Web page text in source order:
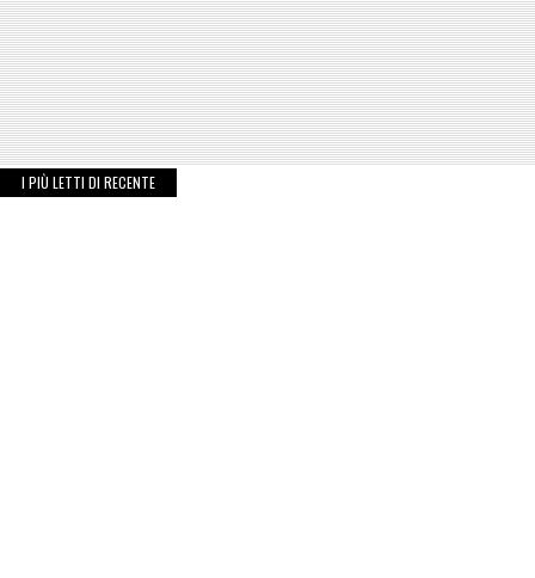
I PIÙ LETTI DI RECENTE